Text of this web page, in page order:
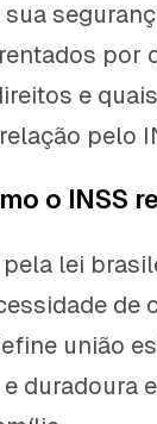
por
e
pelo
o INSS
lei
de
união
duradoura